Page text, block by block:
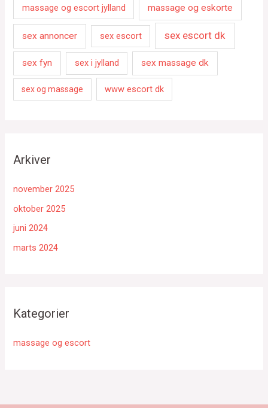
massage og escort jylland massage og eskorte
sex annoncer sex escort sex escort dk
sex fyn sex i jylland sex massage dk
sex og massage www escort dk
Arkiver
november 2025
oktober 2025
juni 2024
marts 2024
Kategorier
massage og escort